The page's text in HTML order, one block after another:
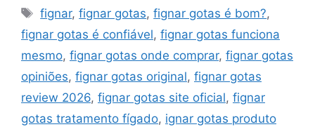
Tags
fignar,fignar gotas,fignar gotas é bom?,
fignar gotas é confiável, fignar gotas funciona
mesmo, fignar gotas onde comprar, fignar gotas
opiniões, fignar gotas original, fignar gotas
review 2026, fignar gotas site oficial, fignar
gotas tratamento fígado, ignar gotas produto